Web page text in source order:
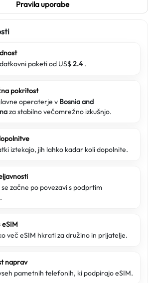
Pravila uporabe
paketi od US$2.4.
pokritost
operaterje v Bosnia and
za stabilno večomrežno izkušnjo.
iztekajo, jih lahko kadar koli dopolnite.
začne po povezavi s podprtim
eSIM
več eSIM hkrati za družino in prijatelje.
naprav
pametnih telefonih, ki podpirajo eSIM.